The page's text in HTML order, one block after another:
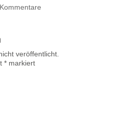
veröffentlicht.
*markiert